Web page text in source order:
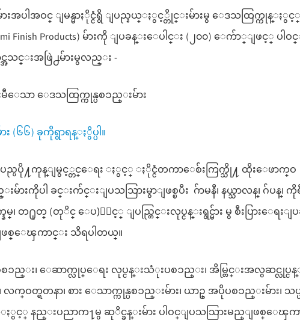
းအပါအဝင္ ျမန္မာႏိုင္ငံရွိ ျပည္နယ္ႏွင့္တိုင္းမ်ားမွ ေဒသထြက္ကုန္ႏွင့္
Finish Products) မ်ားကို ျပခန္းေပါင္း (၂၀၀) ေက်ာ္ျဖင့္ ပါဝ
အသင္းအဖြဲ႕မ်ားမွလည္း -
ေသာ ေဒသထြက္ကုန္ပစၥည္းမ်ား
း (၆၆) ခုကိုရွာရန္ႏွိပ္ပါ။
ပည္ပပို႔ကုန္ျမွင့္တင္ေရး ႏွင့္ ႏိုင္ငံတကာေစ်းကြက္သို႔ ထိုးေဖာက္ဝ
ပါ ခင္းက်င္းျပသသြားမွာျဖစ္ၿပီး ဂ်ာမနီ၊ နယ္သာလန္၊ ဂ်ပန္၊ ကို
မ္၊ တ႐ုတ္ (တုိင္ ေပ)ႏွင့္ ျပည္တြင္းလုပ္ငန္းရွင္မ်ား မွ စီးပြားေရးျ
ဖစ္ေၾကာင္း သိရပါတယ္။
စၥည္း၊ ေဆာက္လုပ္ေရး လုပ္ငန္းသံုးပစၥည္း၊ အိမ္တြင္းအလွဆင္လုပ္ငန္
ဝတ္ရတနာ၊ စား ေသာက္ကုန္ပစၥည္းမ်ား၊ ယာဥ္ အပိုပစၥည္းမ်ား၊ သ
င့္ နည္းပညာက႑မွ ဆုိင္ခန္းမ်ား ပါဝင္ျပသသြားမည္ျဖစ္ေၾက